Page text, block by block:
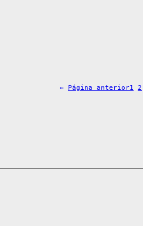
← Página anterior1 2